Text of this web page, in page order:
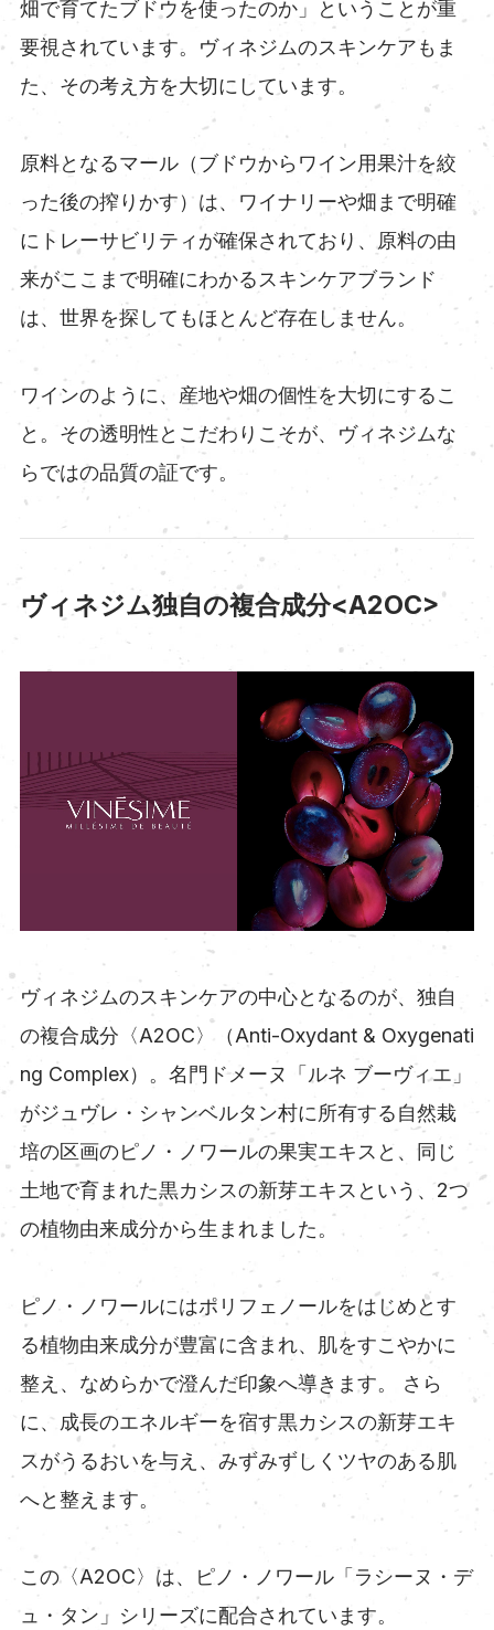
畑で育てたブドウを使ったのか」ということが重
要視されています。ヴィネジムのスキンケアもま
た、その考え方を大切にしています。
原料となるマール（ブドウからワイン用果汁を絞
った後の搾りかす）は、ワイナリーや畑まで明確
にトレーサビリティが確保されており、原料の由
来がここまで明確にわかるスキンケアブランド
は、世界を探してもほとんど存在しません。
ワインのように、産地や畑の個性を大切にするこ
と。その透明性とこだわりこそが、ヴィネジムな
らではの品質の証です。
ヴィネジム独自の複合成分<A2OC>
ヴィネジムのスキンケアの中心となるのが、独自
の複合成分〈A2OC〉（Anti-Oxydant & Oxygenati
ng Complex）。名門ドメーヌ「ルネ ブーヴィエ」
がジュヴレ・シャンベルタン村に所有する自然栽
培の区画のピノ・ノワールの果実エキスと、同じ
土地で育まれた黒カシスの新芽エキスという、2つ
の植物由来成分から生まれました。
ピノ・ノワールにはポリフェノールをはじめとす
る植物由来成分が豊富に含まれ、肌をすこやかに
整え、なめらかで澄んだ印象へ導きます。 さら
に、成長のエネルギーを宿す黒カシスの新芽エキ
スがうるおいを与え、みずみずしくツヤのある肌
へと整えます。
この〈A2OC〉は、ピノ・ノワール「ラシーヌ・デ
ュ・タン」シリーズに配合されています。